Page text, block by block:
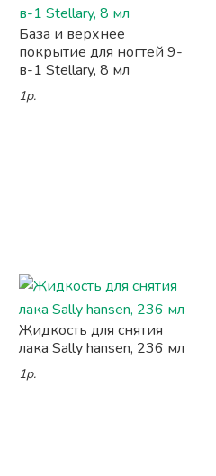
База и верхнее
покрытие для ногтей 9-
в-1 Stellary, 8 мл
1р.
Жидкость для снятия
лака Sally hansen, 236 мл
1р.